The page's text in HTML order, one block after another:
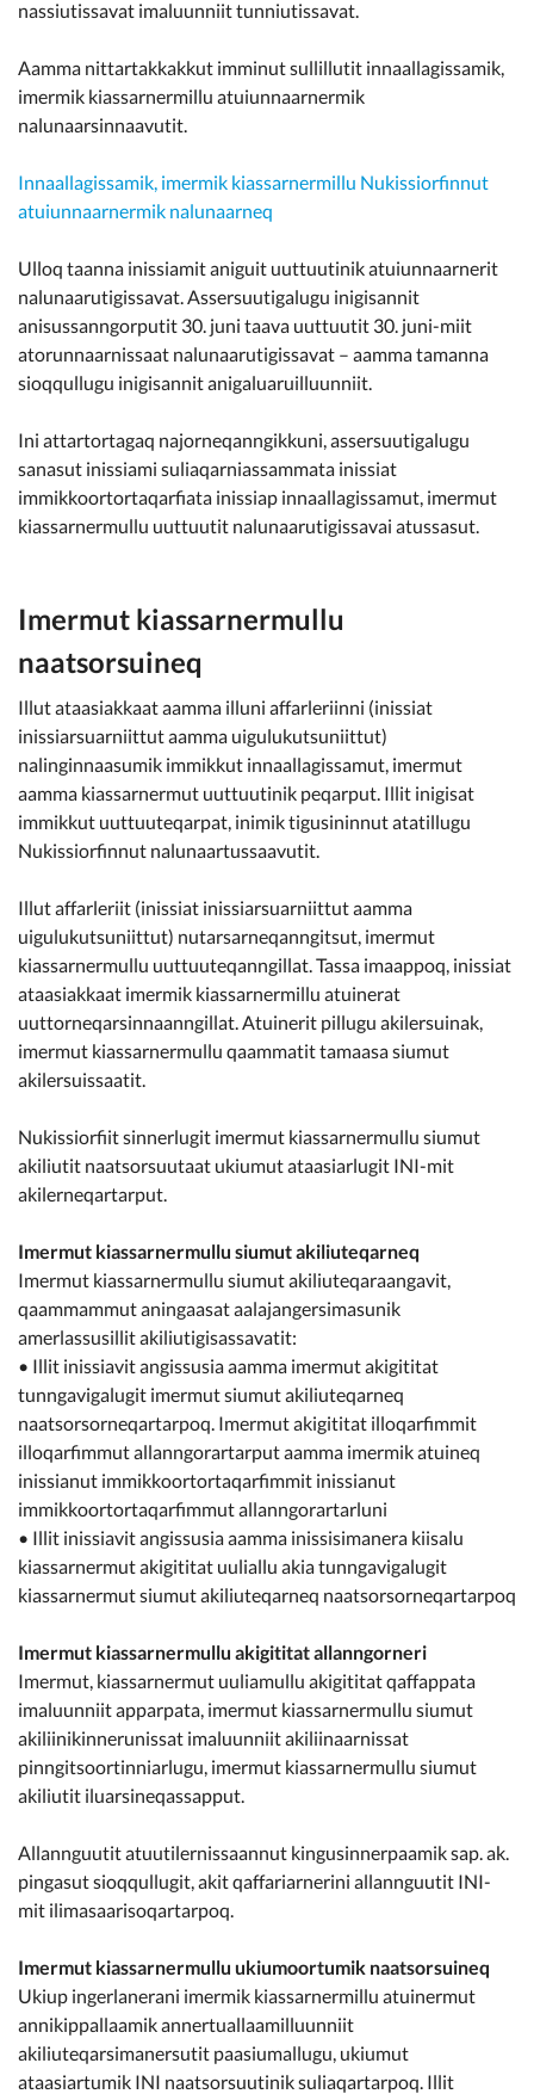
nassiutissavat imaluunniit tunniutissavat.
Aamma nittartakkakkut imminut sullillutit innaallagissamik,
imermik kiassarnermillu atuiunnaarnermik
nalunaarsinnaavutit.
Innaallagissamik, imermik kiassarnermillu Nukissiorfinnut
atuiunnaarnermik nalunaarneq
Ulloq taanna inissiamit aniguit uuttuutinik atuiunnaarnerit
nalunaarutigissavat. Assersuutigalugu inigisannit
anisussanngorputit 30. juni taava uuttuutit 30. juni-miit
atorunnaarnissaat nalunaarutigissavat – aamma tamanna
sioqqullugu inigisannit anigaluaruilluunniit.
Ini attartortagaq najorneqanngikkuni, assersuutigalugu
sanasut inissiami suliaqarniassammata inissiat
immikkoortortaqarfiata inissiap innaallagissamut, imermut
kiassarnermullu uuttuutit nalunaarutigissavai atussasut.
Imermut kiassarnermullu
naatsorsuineq
Illut ataasiakkaat aamma illuni affarleriinni (inissiat
inissiarsuarniittut aamma uigulukutsuniittut)
nalinginnaasumik immikkut innaallagissamut, imermut
aamma kiassarnermut uuttuutinik peqarput. Illit inigisat
immikkut uuttuuteqarpat, inimik tigusininnut atatillugu
Nukissiorfinnut nalunaartussaavutit.
Illut affarleriit (inissiat inissiarsuarniittut aamma
uigulukutsuniittut) nutarsarneqanngitsut, imermut
kiassarnermullu uuttuuteqanngillat. Tassa imaappoq, inissiat
ataasiakkaat imermik kiassarnermillu atuinerat
uuttorneqarsinnaanngillat. Atuinerit pillugu akilersuinak,
imermut kiassarnermullu qaammatit tamaasa siumut
akilersuissaatit.
Nukissiorfiit sinnerlugit imermut kiassarnermullu siumut
akiliutit naatsorsuutaat ukiumut ataasiarlugit INI-mit
akilerneqartarput.
Imermut kiassarnermullu siumut akiliuteqarneq
Imermut kiassarnermullu siumut akiliuteqaraangavit,
qaammammut aningaasat aalajangersimasunik
amerlassusillit akiliutigisassavatit:
• Illit inissiavit angissusia aamma imermut akigititat
tunngavigalugit imermut siumut akiliuteqarneq
naatsorsorneqartarpoq. Imermut akigititat illoqarfimmit
illoqarfimmut allanngorartarput aamma imermik atuineq
inissianut immikkoortortaqarfimmit inissianut
immikkoortortaqarfimmut allanngorartarluni
• Illit inissiavit angissusia aamma inissisimanera kiisalu
kiassarnermut akigititat uuliallu akia tunngavigalugit
kiassarnermut siumut akiliuteqarneq naatsorsorneqartarpoq
Imermut kiassarnermullu akigititat allanngorneri
Imermut, kiassarnermut uuliamullu akigititat qaffappata
imaluunniit apparpata, imermut kiassarnermullu siumut
akiliinikinnerunissat imaluunniit akiliinaarnissat
pinngitsoortinniarlugu, imermut kiassarnermullu siumut
akiliutit iluarsineqassapput.
Allannguutit atuutilernissaannut kingusinnerpaamik sap. ak.
pingasut sioqqullugit, akit qaffariarnerini allannguutit INI-
mit ilimasaarisoqartarpoq.
Imermut kiassarnermullu ukiumoortumik naatsorsuineq
Ukiup ingerlanerani imermik kiassarnermillu atuinermut
annikippallaamik annertuallaamilluunniit
akiliuteqarsimanersutit paasiumallugu, ukiumut
ataasiartumik INI naatsorsuutinik suliaqartarpoq. Illit